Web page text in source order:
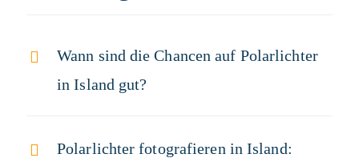
Wann sind die Chancen auf Polarlichter
in Island gut?
Polarlichter fotografieren in Island: